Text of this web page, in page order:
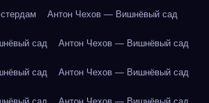
Антон Чехов — Вишнёвый сад
сад Антон Чехов — Вишнёвый сад
сад Антон Чехов — Вишнёвый сад